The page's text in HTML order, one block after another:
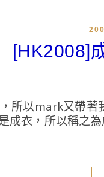
[HK2008]
所以mark又帶
成衣，所以稱之